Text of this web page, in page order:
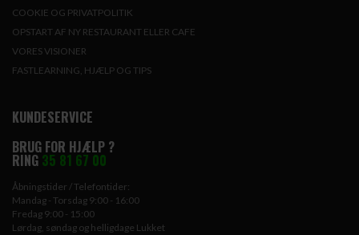
COOKIE OG PRIVATPOLITIK
OPSTART AF NY RESTAURANT ELLER CAFE
VORES VISIONER
FASTLEARNING, HJÆLP OG TIPS
KUNDESERVICE
BRUG FOR HJÆLP ?
RING 35 81 67 00
Åbningstider / Telefontider:
Mandag - Torsdag 9:00 - 16:00
Fredag 9:00 - 15:00
Lørdag, søndag og helligdage Lukket